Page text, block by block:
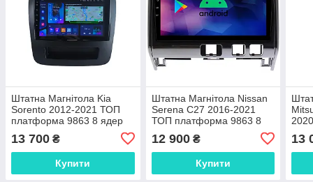
Штатна Магнітола Kia
Sorento 2012-2021 ТОП
платформа 9863 8 ядер
13 700 ₴
Купити
Штатна Магнітола Nissan
Serena C27 2016-2021
ТОП платформа 9863 8
12 900₴
Купити
4G
13